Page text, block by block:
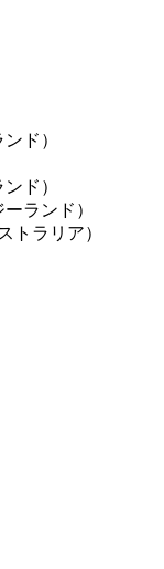
ド）
ド）
ランド）
トラリア）